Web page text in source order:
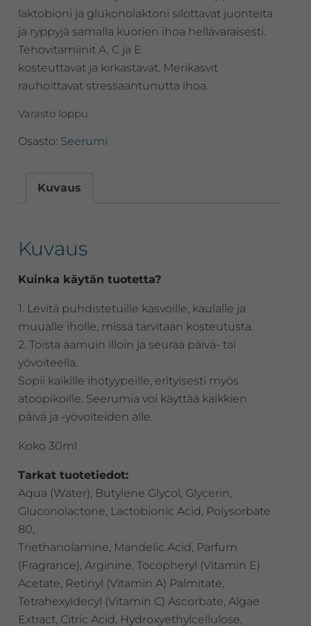
laktobioni ja glukonolaktoni silottavat juonteita
ja ryppyjä samalla kuorien ihoa hellävaraisesti.
Tehovitamiinit A, C ja E
kosteuttavat ja kirkastavat. Merikasvit
rauhoittavat stressaantunutta ihoa.
Varasto loppu
Osasto: Seerumi
Kuvaus
Kuvaus
Kuinka käytän tuotetta?
1. Levitä puhdistetuille kasvoille, kaulalle ja
muualle iholle, missä tarvitaan kosteutusta.
2. Toista aamuin illoin ja seuraa päivä- tai
yövoiteella.
Sopii kaikille ihotyypeille, erityisesti myös
atoopikoille. Seerumia voi käyttää kaikkien
päivä ja -yövoiteiden alle.
Koko 30ml
Tarkat tuotetiedot:
Aqua (Water), Butylene Glycol, Glycerin,
Gluconolactone, Lactobionic Acid, Polysorbate
80,
Triethanolamine, Mandelic Acid, Parfum
(Fragrance), Arginine, Tocopheryl (Vitamin E)
Acetate, Retinyl (Vitamin A) Palmitate,
Tetrahexyldecyl (Vitamin C) Ascorbate, Algae
Extract, Citric Acid, Hydroxyethylcellulose,